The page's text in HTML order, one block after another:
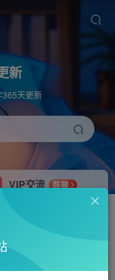
新
365天更新
VIP交流
群聊
研究探讨更多创业项目路子。
推荐